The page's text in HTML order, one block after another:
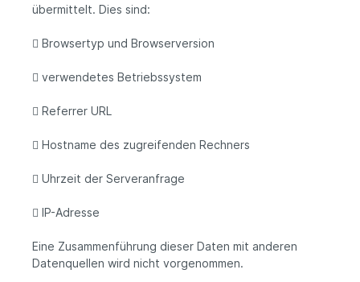
übermittelt. Dies sind:
 Browsertyp und Browserversion
 verwendetes Betriebssystem
 Referrer URL
 Hostname des zugreifenden Rechners
 Uhrzeit der Serveranfrage
 IP-Adresse
Eine Zusammenführung dieser Daten mit anderen
Datenquellen wird nicht vorgenommen.